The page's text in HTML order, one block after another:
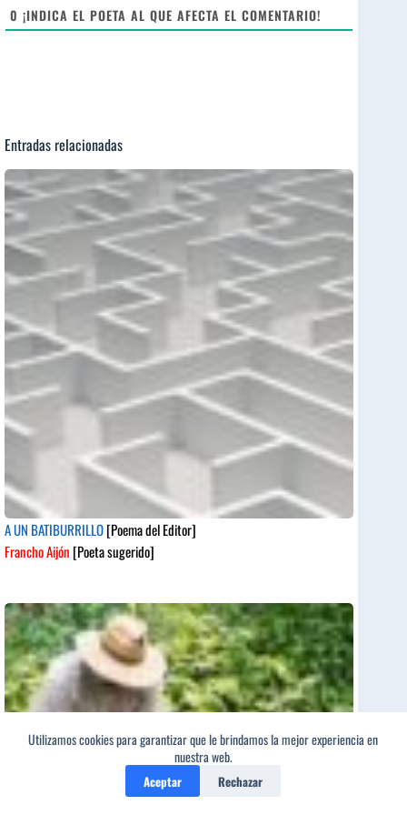
Utilizamos cookies para garantizar que le brindamos la mejor experiencia en
nuestra web.
Aceptar Rechazar
0 ¡INDICA EL POETA AL QUE AFECTA EL COMENTARIO!
Entradas relacionadas
A UN BATIBURRILLO[Poema del Editor]
Francho Aijón [Poeta sugerido]